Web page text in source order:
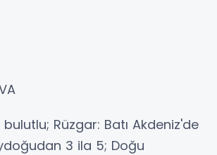
Rüzgar: Batı Akdeniz'de
3 ila 5; Doğu